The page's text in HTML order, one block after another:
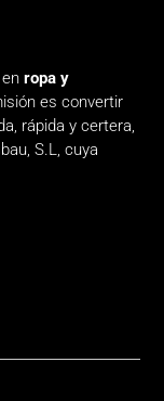
enropa y
es convertir
rápida y certera,
S.L, cuya